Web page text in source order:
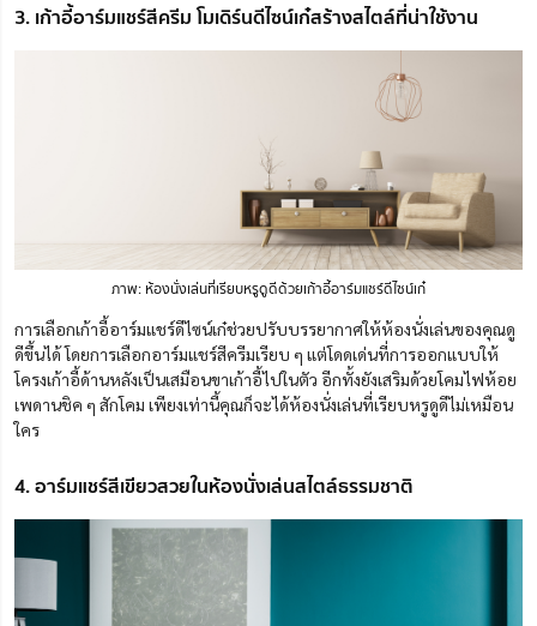
3. เก้าอี้อาร์มแชร์สีครีม โมเดิร์นดีไซน์เก๋สร้างสไตล์ที่น่าใช้งาน
ภาพ: ห้องนั่งเล่นที่เรียบหรูดูดีด้วยเก้าอี้อาร์มแชร์ดีไซน์เก๋
การเลือกเก้าอี้อาร์มแชร์ดีไซน์เก๋ช่วยปรับบรรยากาศให้ห้องนั่งเล่นของคุณดู
ดีขึ้นได้ โดยการเลือกอาร์มแชร์สีครีมเรียบ ๆ แต่โดดเด่นที่การออกแบบให้
โครงเก้าอี้ด้านหลังเป็นเสมือนขาเก้าอี้ไปในตัว อีกทั้งยังเสริมด้วยโคมไฟห้อย
เพดานชิค ๆ สักโคม เพียงเท่านี้คุณก็จะได้ห้องนั่งเล่นที่เรียบหรูดูดีไม่เหมือน
ใคร
4. อาร์มแชร์สีเขียวสวยในห้องนั่งเล่นสไตล์ธรรมชาติ